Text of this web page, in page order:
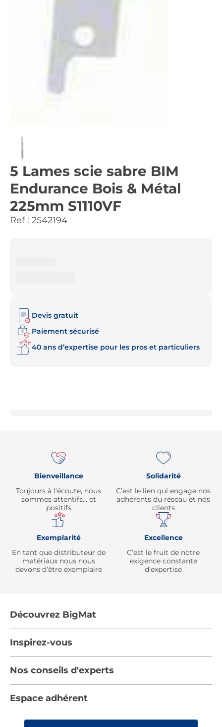
5 Lames scie sabre BIM
Endurance Bois & Métal
225mm S1110VF
Ref : 2542194
Devis gratuit
Paiement sécurisé
40 ans d’expertise pour les pros et particuliers
Bienveillance
Toujours à l'écoute, nous
sommes attentifs… et
positifs
Solidarité
C’est le lien qui engage nos
adhérents du réseau et nos
clients
Exemplarité
En tant que distributeur de
matériaux nous nous
devons d’être exemplaire
Excellence
C’est le fruit de notre
exigence constante
d’expertise
Découvrez BigMat
Devenez adhérent
Inspirez-vous
Nos catalogues
Rencontres
Nos conseils d'experts
Espace adhérent